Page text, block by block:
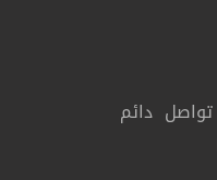
دائم